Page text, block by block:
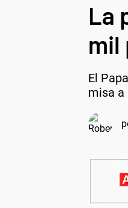
La
mil
El
misa a